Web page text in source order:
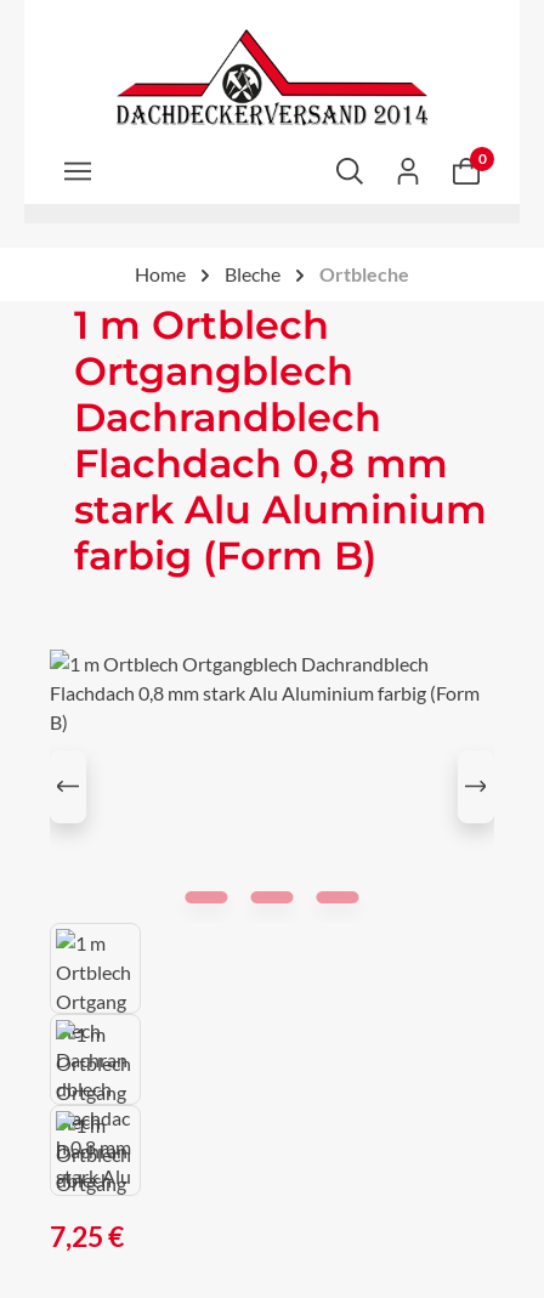
Zum Hauptinhalt springen
0
Home Bleche Ortbleche
1 m Ortblech
Ortgangblech
Dachrandblech
Flachdach 0,8 mm
stark Alu Aluminium
farbig (Form B)
Bildergalerie überspringen
Regulärer Preis:
7,25 €